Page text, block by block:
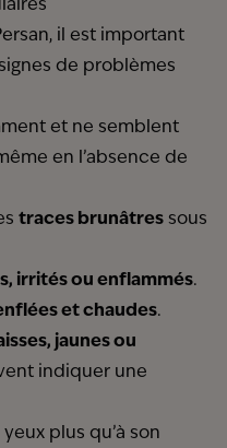
il est important
de problèmes
et ne semblent
en l’absence de
traces brunâtres sous
irrités ou enflammés.
et chaudes.
jaunes ou
indiquer une
plus qu’à son